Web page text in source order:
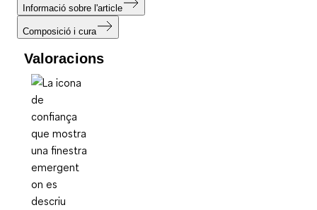
Informació sobre l'article
Composició i cura
Valoracions